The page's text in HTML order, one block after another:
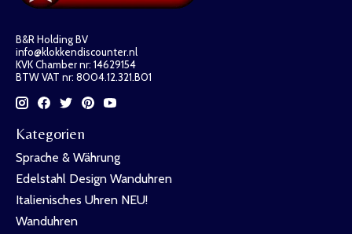
B&R Holding BV
info@klokkendiscounter.nl
KVK Chamber nr: 14629154
BTW VAT nr: 8004.12.321.B01
Kategorien
Sprache & Währung
Edelstahl Design Wanduhren
Italienisches Uhren NEU!
Wanduhren